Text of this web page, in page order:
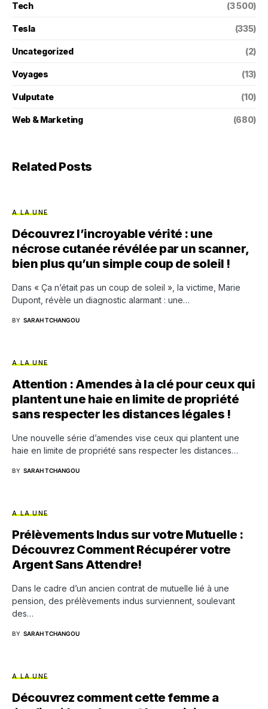
Tech (3 500)
Tesla (335)
Uncategorized (2)
Voyages (13)
Vulputate (10)
Web & Marketing (680)
Related Posts
A LA UNE
Découvrez l’incroyable vérité : une
nécrose cutanée révélée par un scanner,
bien plus qu’un simple coup de soleil !
Dans « Ça n’était pas un coup de soleil », la victime, Marie
Dupont, révèle un diagnostic alarmant : une…
BY SARAH TCHANGOU
A LA UNE
Attention : Amendes à la clé pour ceux qui
plantent une haie en limite de propriété
sans respecter les distances légales !
Une nouvelle série d’amendes vise ceux qui plantent une
haie en limite de propriété sans respecter les distances…
BY SARAH TCHANGOU
A LA UNE
Prélèvements Indus sur votre Mutuelle :
Découvrez Comment Récupérer votre
Argent Sans Attendre!
Dans le cadre d’un ancien contrat de mutuelle lié à une
pension, des prélèvements indus surviennent, soulevant
des…
BY SARAH TCHANGOU
A LA UNE
Découvrez comment cette femme a